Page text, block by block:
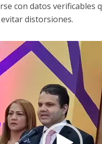
con datos
distorsiones.